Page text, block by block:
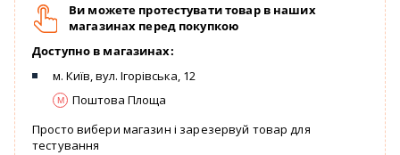
Ви можете протестувати товар в наших
магазинах перед покупкою
Доступно в магазинах:
м. Київ, вул. Ігорівська, 12
Поштова Площа
Просто вибери магазин і зарезервуй товар для
тестування